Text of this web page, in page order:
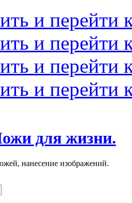
и перейти
и перейти
и перейти
и перейти
для жизни.
нанесение изображений.